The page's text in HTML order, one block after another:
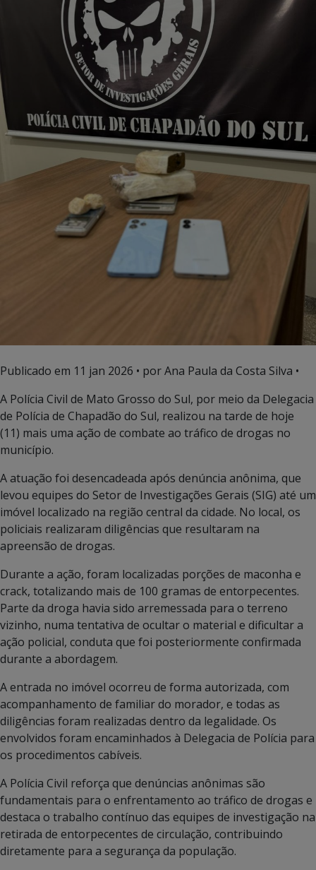
Publicado em 11 jan 2026 • por Ana Paula da Costa Silva •
A Polícia Civil de Mato Grosso do Sul, por meio da Delegacia
de Polícia de Chapadão do Sul, realizou na tarde de hoje
(11) mais uma ação de combate ao tráfico de drogas no
município.
A atuação foi desencadeada após denúncia anônima, que
levou equipes do Setor de Investigações Gerais (SIG) até um
imóvel localizado na região central da cidade. No local, os
policiais realizaram diligências que resultaram na
apreensão de drogas.
Durante a ação, foram localizadas porções de maconha e
crack, totalizando mais de 100 gramas de entorpecentes.
Parte da droga havia sido arremessada para o terreno
vizinho, numa tentativa de ocultar o material e dificultar a
ação policial, conduta que foi posteriormente confirmada
durante a abordagem.
A entrada no imóvel ocorreu de forma autorizada, com
acompanhamento de familiar do morador, e todas as
diligências foram realizadas dentro da legalidade. Os
envolvidos foram encaminhados à Delegacia de Polícia para
os procedimentos cabíveis.
A Polícia Civil reforça que denúncias anônimas são
fundamentais para o enfrentamento ao tráfico de drogas e
destaca o trabalho contínuo das equipes de investigação na
retirada de entorpecentes de circulação, contribuindo
diretamente para a segurança da população.